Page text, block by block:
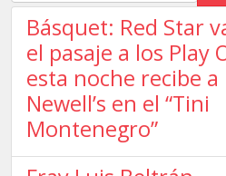
Básquet: Red Star
el pasaje a los Play
esta noche recibe a
Newell’s en el “Tini
Montenegro”